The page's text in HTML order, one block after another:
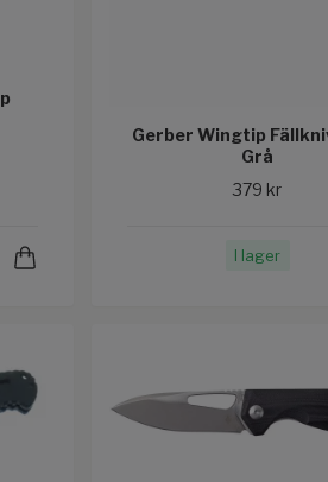
Gerber Wingtip
Grå
379 kr
I lager